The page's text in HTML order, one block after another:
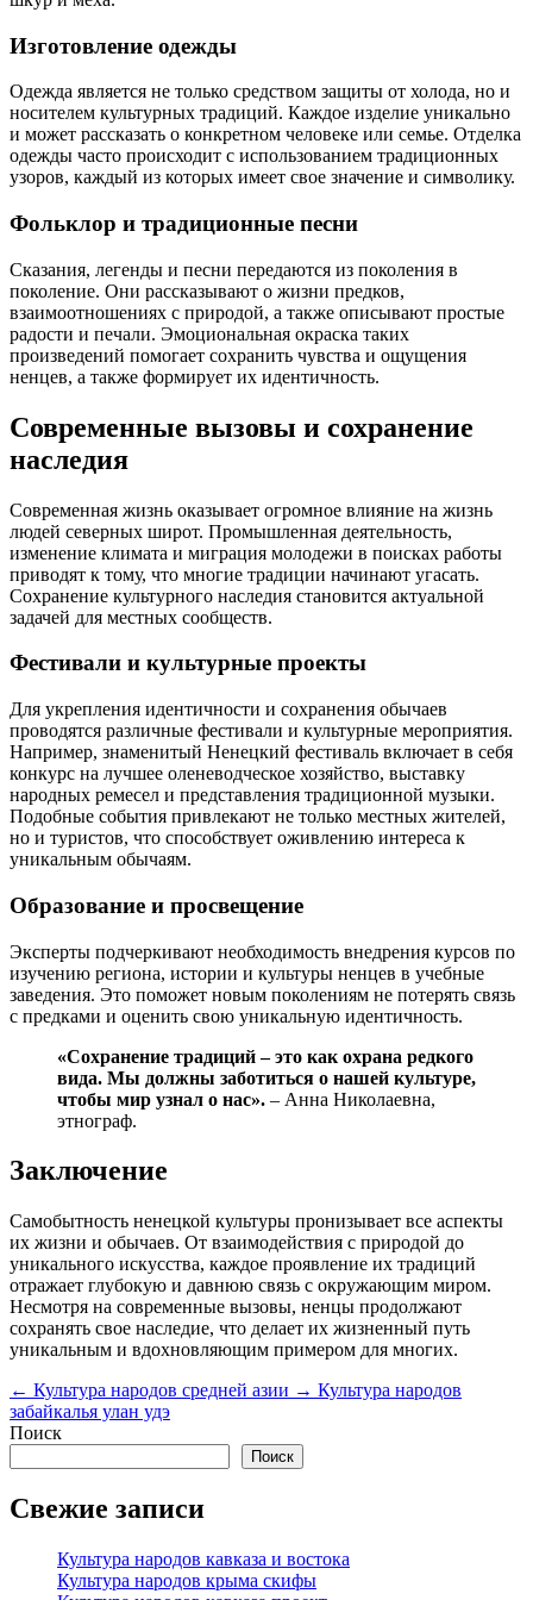
Изготовление одежды
Одежда является не только средством защиты от холода, но и
носителем культурных традиций. Каждое изделие уникально
и может рассказать о конкретном человеке или семье. Отделка
одежды часто происходит с использованием традиционных
узоров, каждый из которых имеет свое значение и символику.
Фольклор и традиционные песни
Сказания, легенды и песни передаются из поколения в
поколение. Они рассказывают о жизни предков,
взаимоотношениях с природой, а также описывают простые
радости и печали. Эмоциональная окраска таких
произведений помогает сохранить чувства и ощущения
ненцев, а также формирует их идентичность.
Современные вызовы и сохранение
наследия
Современная жизнь оказывает огромное влияние на жизнь
людей северных широт. Промышленная деятельность,
изменение климата и миграция молодежи в поисках работы
приводят к тому, что многие традиции начинают угасать.
Сохранение культурного наследия становится актуальной
задачей для местных сообществ.
Фестивали и культурные проекты
Для укрепления идентичности и сохранения обычаев
проводятся различные фестивали и культурные мероприятия.
Например, знаменитый Ненецкий фестиваль включает в себя
конкурс на лучшее оленеводческое хозяйство, выставку
народных ремесел и представления традиционной музыки.
Подобные события привлекают не только местных жителей,
но и туристов, что способствует оживлению интереса к
уникальным обычаям.
Образование и просвещение
Эксперты подчеркивают необходимость внедрения курсов по
изучению региона, истории и культуры ненцев в учебные
заведения. Это поможет новым поколениям не потерять связь
с предками и оценить свою уникальную идентичность.
«Сохранение традиций – это как охрана редкого
вида. Мы должны заботиться о нашей культуре,
чтобы мир узнал о нас». – Анна Николаевна,
этнограф.
Заключение
Самобытность ненецкой культуры пронизывает все аспекты
их жизни и обычаев. От взаимодействия с природой до
уникального искусства, каждое проявление их традиций
отражает глубокую и давнюю связь с окружающим миром.
Несмотря на современные вызовы, ненцы продолжают
сохранять свое наследие, что делает их жизненный путь
уникальным и вдохновляющим примером для многих.
← Культура народов средней азии → Культура народов
забайкалья улан удэ
Поиск
Поиск
Свежие записи
Культура народов кавказа и востока
Культура народов крыма скифы